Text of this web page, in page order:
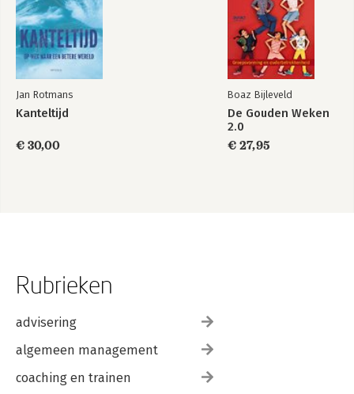
Jan Rotmans
Kanteltijd
€ 30,00
Boaz Bijleveld
De Gouden Weken
2.0
€ 27,95
Rubrieken
advisering
algemeen management
coaching en trainen